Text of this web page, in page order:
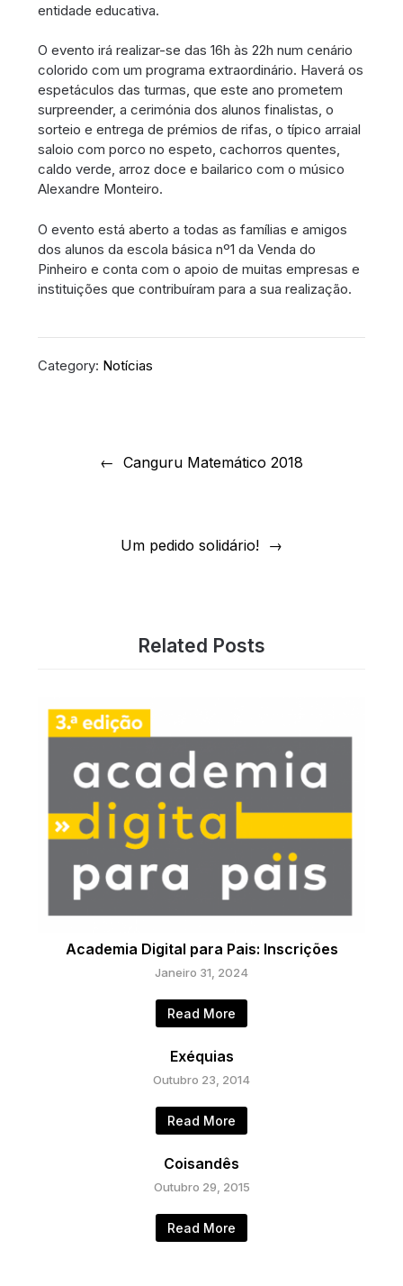
entidade educativa.
O evento irá realizar-se das 16h às 22h num cenário
colorido com um programa extraordinário. Haverá os
espetáculos das turmas, que este ano prometem
surpreender, a cerimónia dos alunos finalistas, o
sorteio e entrega de prémios de rifas, o típico arraial
saloio com porco no espeto, cachorros quentes,
caldo verde, arroz doce e bailarico com o músico
Alexandre Monteiro.
O evento está aberto a todas as famílias e amigos
dos alunos da escola básica nº1 da Venda do
Pinheiro e conta com o apoio de muitas empresas e
instituições que contribuíram para a sua realização.
Category: Notícias
Canguru Matemático 2018
Um pedido solidário!
Related Posts
Academia Digital para Pais: Inscrições
Janeiro 31, 2024
Read More
Exéquias
Outubro 23, 2014
Read More
Coisandês
Outubro 29, 2015
Read More